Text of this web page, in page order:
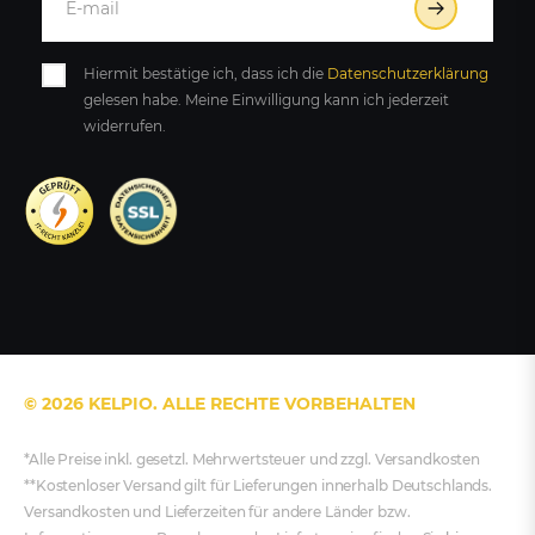
Hiermit bestätige ich, dass ich die Daten­schutz­erklärung
gelesen habe. Meine Einwilligung kann ich jederzeit
widerrufen.
© 2026 KELPIO. ALLE RECHTE VORBEHALTEN
*Alle Preise inkl. gesetzl. Mehrwertsteuer und zzgl. Versandkosten
**Kostenloser Versand gilt für Lieferungen innerhalb Deutschlands.
Versandkosten und Lieferzeiten für andere Länder bzw.